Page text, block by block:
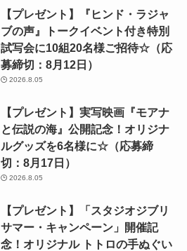
【プレゼント】『ヒンド・ラジャ
ブの声』トークイベント付き特別
試写会に10組20名様ご招待☆（応
募締切：8月12日）
2026.8.05
【プレゼント】実写映画『モアナ
と伝説の海』公開記念！オリジナ
ルグッズを6名様に☆（応募締
切：8月17日）
2026.8.05
【プレゼント】「スタジオジブリ
サマー・キャンペーン」開催記
念！オリジナル トトロの手ぬぐい